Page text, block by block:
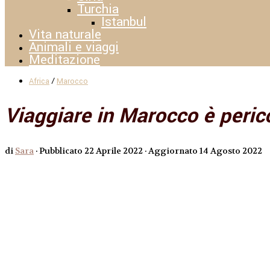
Turchia
Istanbul
Vita naturale
Animali e viaggi
Meditazione
Africa / Marocco
Viaggiare in Marocco è
di Sara · Pubblicato 22 Aprile 2022 · Aggiornato 14 Agosto 2022